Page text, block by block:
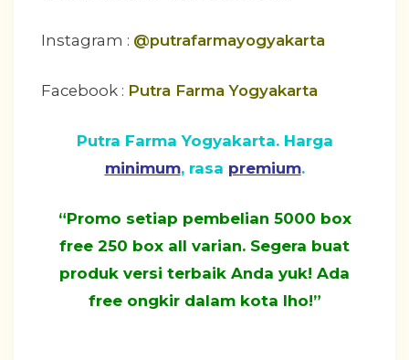
Instagram : @putrafarmayogyakarta
Facebook : Putra Farma Yogyakarta
Putra Farma Yogyakarta. Harga
minimum, rasa premium.
“Promo setiap pembelian 5000 box
free 250 box all varian. Segera buat
produk versi terbaik Anda yuk! Ada
free ongkir dalam kota lho!”